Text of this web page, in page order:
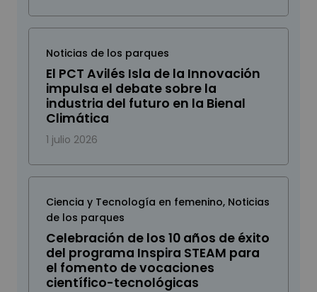
Noticias de los parques
El PCT Avilés Isla de la Innovación
impulsa el debate sobre la
industria del futuro en la Bienal
Climática
1 julio 2026
Ciencia y Tecnología en femenino, Noticias
de los parques
Celebración de los 10 años de éxito
del programa Inspira STEAM para
el fomento de vocaciones
científico-tecnológicas